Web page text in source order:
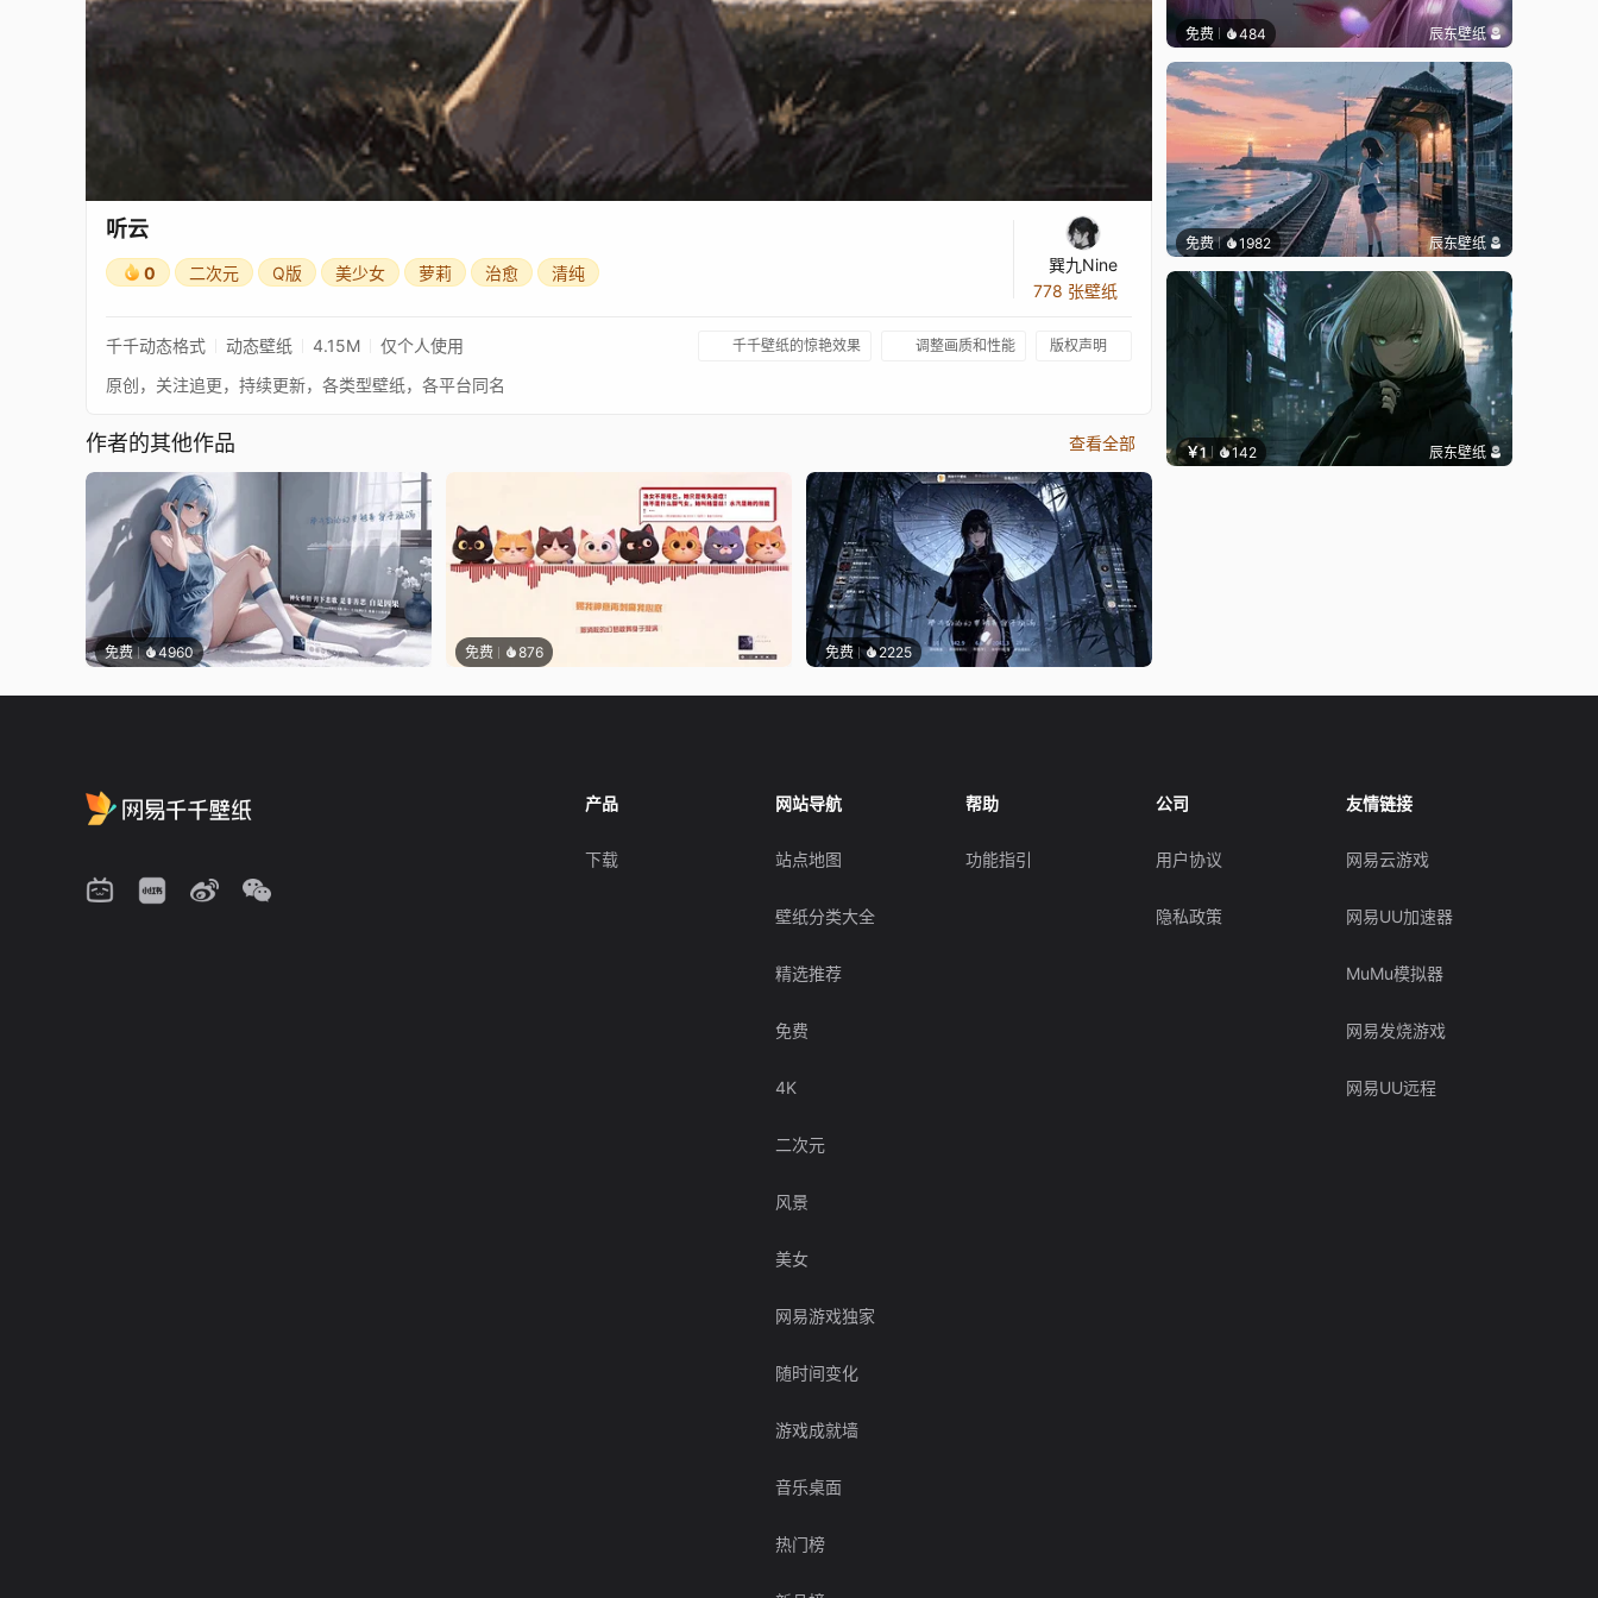
听云
0 二次元 Q版 美少女 萝莉 治愈 清纯
巽九Nine
778 张壁纸
千千动态格式 动态壁纸 4.15M 仅个人使用 千千壁纸的惊艳效果 调整画质和性能 版权声明
原创，关注追更，持续更新，各类型壁纸，各平台同名
作者的其他作品 查看全部
免费 4960 免费 876 免费 2225
免费 484 辰东壁纸
免费 1982 辰东壁纸
￥1 142 辰东壁纸
产品
下载
网站导航
站点地图
壁纸分类大全
精选推荐
免费
4K
二次元
风景
美女
网易游戏独家
随时间变化
游戏成就墙
音乐桌面
热门榜
帮助
功能指引
公司
用户协议
隐私政策
友情链接
网易云游戏
网易UU加速器
MuMu模拟器
网易发烧游戏
网易UU远程